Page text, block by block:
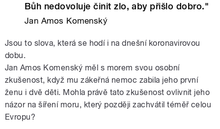
Bůh nedovoluje činit zlo, aby přišlo dobro."
Jan Amos Komenský
Jsou to slova, která se hodí i na dnešní koronavirovou
dobu.
Jan Amos Komenský měl s morem svou osobní
zkušenost, když mu zákeřná nemoc zabila jeho první
ženu i dvě děti. Mohla právě tato zkušenost ovlivnit jeho
názor na šíření moru, který později zachvátil téměř celou
Evropu?